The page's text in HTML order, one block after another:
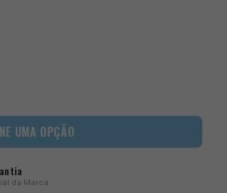
UMA OPÇÃO
da Marca